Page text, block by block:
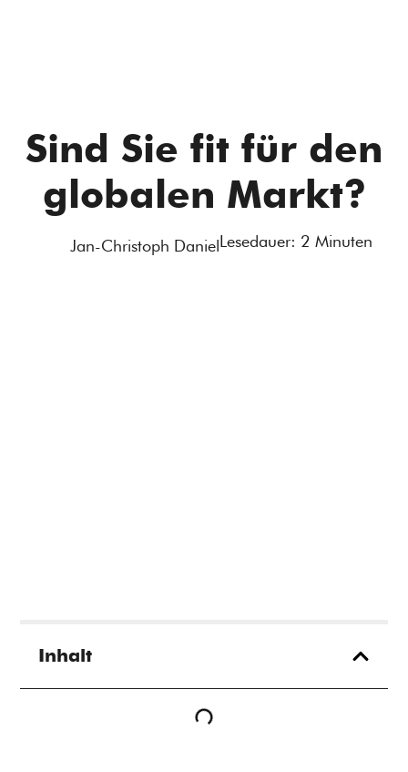
Sind Sie fit für den
globalen Markt?
Jan-Christoph Daniel Lesedauer: 2 Minuten
Inhalt